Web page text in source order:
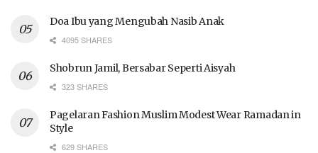
Doa Ibu yang Mengubah Nasib Anak
4095 SHARES
Shobrun Jamil, Bersabar Seperti Aisyah
323 SHARES
Pagelaran Fashion Muslim Modest Wear Ramadan in
Style
629 SHARES